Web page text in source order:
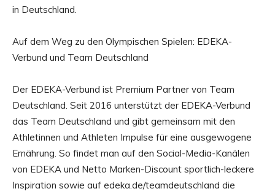
in Deutschland.
Auf dem Weg zu den Olympischen Spielen: EDEKA-
Verbund und Team Deutschland
Der EDEKA-Verbund ist Premium Partner von Team
Deutschland. Seit 2016 unterstützt der EDEKA-Verbund
das Team Deutschland und gibt gemeinsam mit den
Athletinnen und Athleten Impulse für eine ausgewogene
Ernährung. So findet man auf den Social-Media-Kanälen
von EDEKA und Netto Marken-Discount sportlich-leckere
Inspiration sowie auf edeka.de/teamdeutschland die